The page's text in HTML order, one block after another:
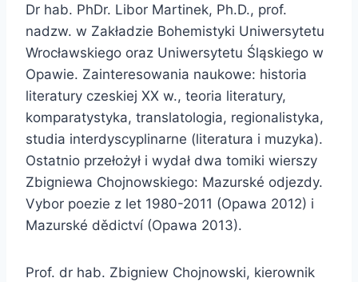
Dr hab. PhDr. Libor Martinek, Ph.D., prof.
nadzw. w Zakładzie Bohemistyki Uniwersytetu
Wrocławskiego oraz Uniwersytetu Śląskiego w
Opawie. Zainteresowania naukowe: historia
literatury czeskiej XX w., teoria literatury,
komparatystyka, translatologia, regionalistyka,
studia interdyscyplinarne (literatura i muzyka).
Ostatnio przełożył i wydał dwa tomiki wierszy
Zbigniewa Chojnowskiego: Mazurské odjezdy.
Vybor poezie z let 1980-2011 (Opawa 2012) i
Mazurské dědictví (Opawa 2013).
Prof. dr hab. Zbigniew Chojnowski, kierownik